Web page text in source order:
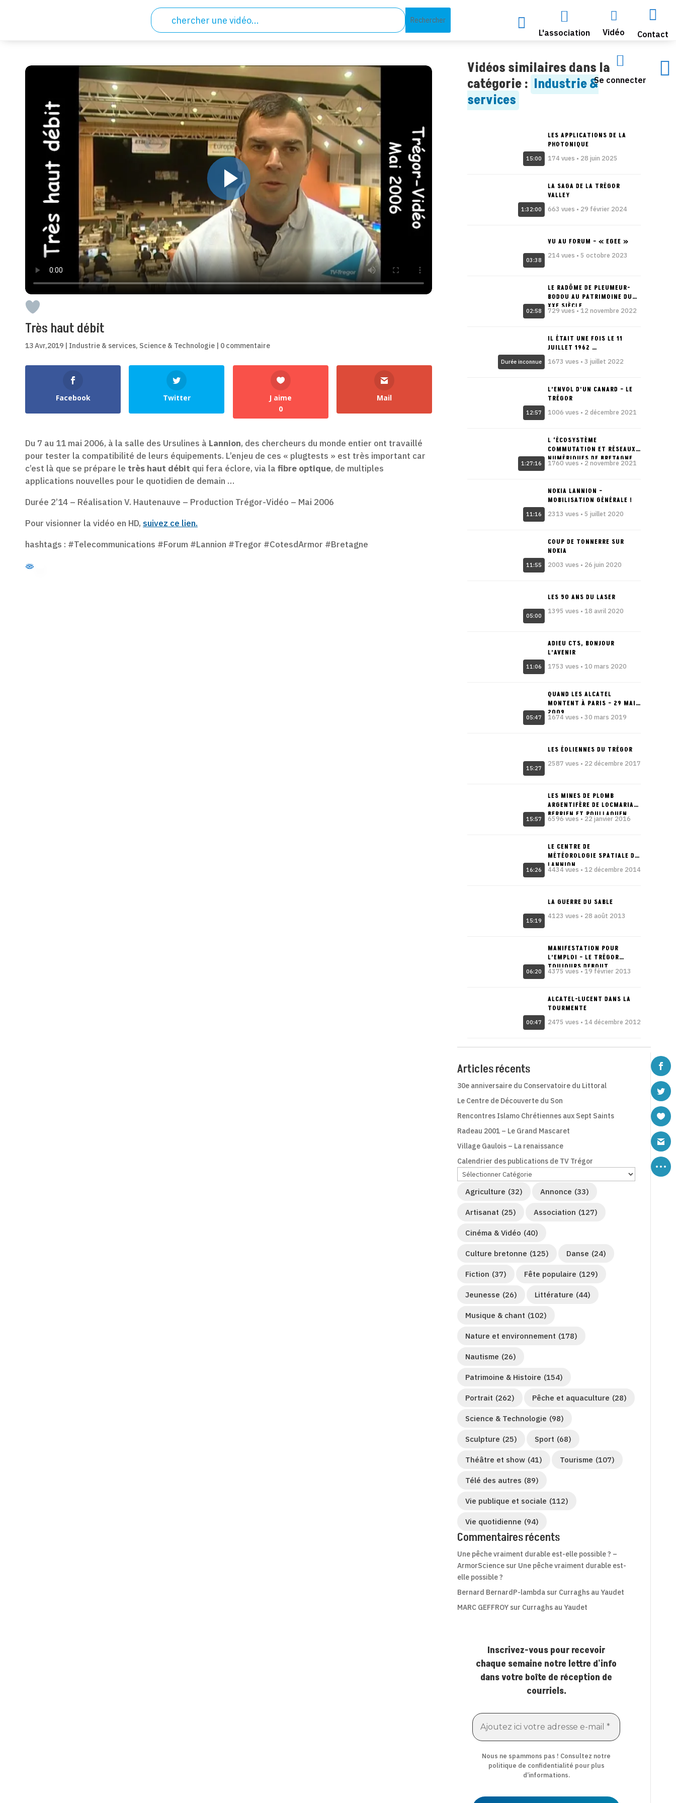
 
L'association

Vidéo

Contact

Se connecter

Très haut débit
13 Avr,2019 | Industrie & services, Science & Technologie | 0 commentaire
Facebook Twitter
J aime
0
Mail
Du 7 au 11 mai 2006, à la salle des Ursulines à Lannion, des chercheurs du monde entier ont travaillé
pour tester la compatibilité de leurs équipements. L’enjeu de ces « plugtests » est très important car
c’est là que se prépare le très haut débit qui fera éclore, via la fibre optique, de multiples
applications nouvelles pour le quotidien de demain …
Durée 2’14 – Réalisation V. Hautenauve – Production Trégor-Vidéo – Mai 2006
Pour visionner la vidéo en HD, suivez ce lien.
hashtags : #Telecommunications #Forum #Lannion #Tregor #CotesdArmor #Bretagne
Vidéos similaires dans la
catégorie : Industrie &
services
15:00
LES APPLICATIONS DE LA
PHOTONIQUE
174 vues • 28 juin 2025
1:32:00
LA SAGA DE LA TRÉGOR
VALLEY
663 vues • 29 février 2024
03:38
VU AU FORUM – « EGEE »
214 vues • 5 octobre 2023
02:58
LE RADÔME DE PLEUMEUR-
BODOU AU PATRIMOINE DU
XXE SIÈCLE
729 vues • 12 novembre 2022
Durée inconnue
IL ÉTAIT UNE FOIS LE 11
JUILLET 1962 …
1673 vues • 3 juillet 2022
12:57
L’ENVOL D’UN CANARD – LE
TRÉGOR
1006 vues • 2 décembre 2021
1:27:16
L ‘ÉCOSYSTÈME
COMMUTATION ET RÉSEAUX
NUMÉRIQUES DE BRETAGNE
1760 vues • 2 novembre 2021
11:16
NOKIA LANNION –
MOBILISATION GÉNÉRALE !
2313 vues • 5 juillet 2020
11:55
COUP DE TONNERRE SUR
NOKIA
2003 vues • 26 juin 2020
05:00
LES 50 ANS DU LASER
1395 vues • 18 avril 2020
11:06
ADIEU CTS, BONJOUR
L’AVENIR
1753 vues • 10 mars 2020
05:47
QUAND LES ALCATEL
MONTENT À PARIS – 29 MAI
2009
1674 vues • 30 mars 2019
15:27
LES ÉOLIENNES DU TRÉGOR
2587 vues • 22 décembre 2017
15:57
LES MINES DE PLOMB
ARGENTIFÈRE DE LOCMARIA-
BERRIEN ET POULLAOUEN
6596 vues • 22 janvier 2016
16:26
LE CENTRE DE
MÉTÉOROLOGIE SPATIALE DE
LANNION
4434 vues • 12 décembre 2014
15:19
LA GUERRE DU SABLE
4123 vues • 28 août 2013
06:20
MANIFESTATION POUR
L’EMPLOI – LE TRÉGOR
TOUJOURS DEBOUT
4375 vues • 19 février 2013
00:47
ALCATEL-LUCENT DANS LA
TOURMENTE
2475 vues • 14 décembre 2012
Articles récents
30e anniversaire du Conservatoire du Littoral
Le Centre de Découverte du Son
Rencontres Islamo Chrétiennes aux Sept Saints
Radeau 2001 – Le Grand Mascaret
Village Gaulois – La renaissance
Calendrier des publications de TV Trégor
Agriculture (32) Annonce (33)
Artisanat (25) Association (127)
Cinéma & Vidéo (40)
Culture bretonne (125) Danse (24)
Fiction (37) Fête populaire (129)
Jeunesse (26) Littérature (44)
Musique & chant (102)
Nature et environnement (178)
Nautisme (26)
Patrimoine & Histoire (154)
Portrait (262) Pêche et aquaculture (28)
Science & Technologie (98)
Sculpture (25) Sport (68)
Théâtre et show (41) Tourisme (107)
Télé des autres (89)
Vie publique et sociale (112)
Vie quotidienne (94)
Commentaires récents
Une pêche vraiment durable est-elle possible ? –
ArmorScience sur Une pêche vraiment durable est-
elle possible ?
Bernard BernardP-lambda sur Curraghs au Yaudet
MARC GEFFROY sur Curraghs au Yaudet
Inscrivez-vous pour recevoir
chaque semaine notre lettre d'info
dans votre boîte de réception de
courriels.
Nous ne spammons pas ! Consultez notre
politique de confidentialité pour plus
d’informations.